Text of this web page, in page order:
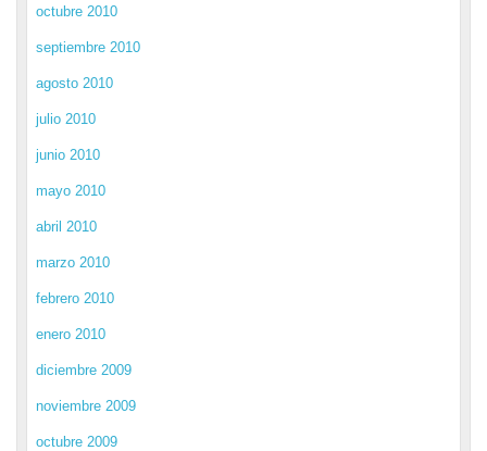
octubre 2010
septiembre 2010
agosto 2010
julio 2010
junio 2010
mayo 2010
abril 2010
marzo 2010
febrero 2010
enero 2010
diciembre 2009
noviembre 2009
octubre 2009